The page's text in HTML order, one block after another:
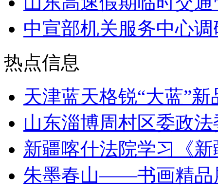
中宣部机关服务中心
热点信息
天津蓝天格锐“大蓝”
山东淄博周村区委政
新疆喀什法院学习《
朱墨春山——书画精品